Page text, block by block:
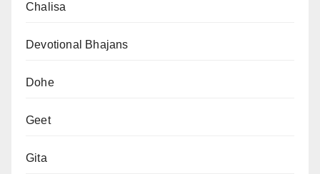
Chalisa
Devotional Bhajans
Dohe
Geet
Gita